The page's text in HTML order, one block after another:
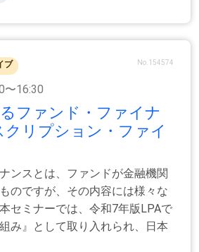
ブ No.154574
〜16:30
ファンド・ファイナ
クリプション・ファイ
ンスとは、ファンドが金融機関
のですが、その内容には様々な
セミナーでは、令和7年版LPAで
み』として取り入れられ、日本